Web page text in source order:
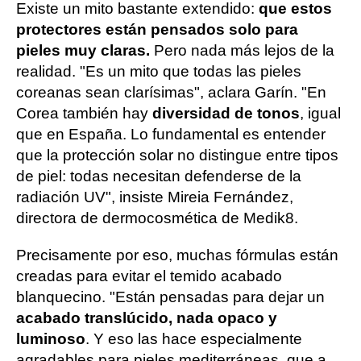
Existe un mito bastante extendido: que estos
protectores están pensados solo para
pieles muy claras. Pero nada más lejos de la
realidad. "Es un mito que todas las pieles
coreanas sean clarísimas", aclara Garín. "En
Corea también hay diversidad de tonos, igual
que en España. Lo fundamental es entender
que la protección solar no distingue entre tipos
de piel: todas necesitan defenderse de la
radiación UV", insiste Mireia Fernández,
directora de dermocosmética de Medik8.
Precisamente por eso, muchas fórmulas están
creadas para evitar el temido acabado
blanquecino. "Están pensadas para dejar un
acabado translúcido, nada opaco y
luminoso. Y eso las hace especialmente